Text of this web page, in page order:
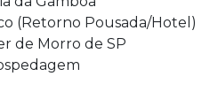
(Retorno Pousada/Hotel)
de Morro de SP